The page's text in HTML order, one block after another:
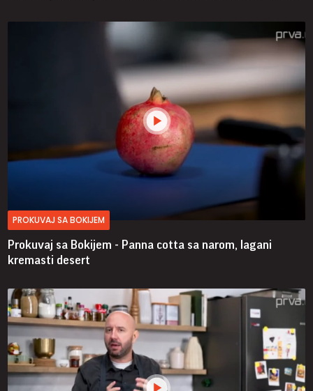
PROKUVAJ SA BOKIJEM
Prokuvaj sa Bokijem - Panna cotta sa narom, lagani
kremasti desert